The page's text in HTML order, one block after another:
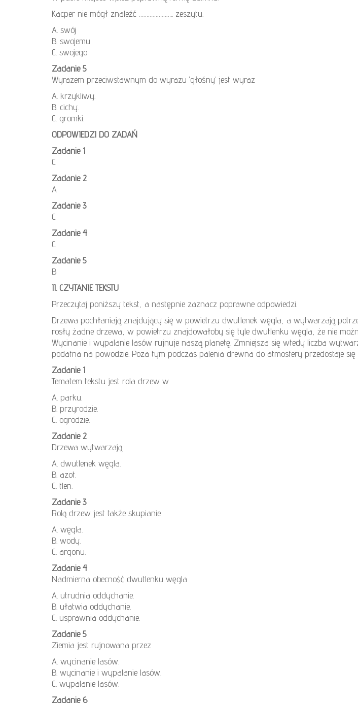
Kacper nie mógł znaleźć ………………….. zeszytu.
A. swój
B. swojemu
C. swojego
Zadanie 5
Wyrazem przeciwstawnym do wyrazu ‘głośny’ jest wyraz
A. krzykliwy.
B. cichy.
C. gromki.
ODPOWIEDZI DO ZADAŃ
Zadanie 1
C
Zadanie 2
A
Zadanie 3
C
Zadanie 4
C
Zadanie 5
B
II. CZYTANIE TEKSTU
Przeczytaj poniższy tekst, a następnie zaznacz poprawne odpowiedzi.
Drzewa pochłaniają znajdujący się w powietrzu dwutlenek węgla, a wytwarzają
rosły żadne drzewa, w powietrzu znajdowałoby się tyle dwutlenku węgla, że nie
Wycinanie i wypalanie lasów rujnuje naszą planetę. Zmniejsza się wtedy liczba
podatna na powodzie. Poza tym podczas palenia drewna do atmosfery przedostaje
Zadanie 1
Tematem tekstu jest rola drzew w
A. parku.
B. przyrodzie.
C. ogrodzie.
Zadanie 2
Drzewa wytwarzają
A. dwutlenek węgla.
B. azot.
C. tlen.
Zadanie 3
Rolą drzew jest także skupianie
A. węgla.
B. wody.
C. argonu.
Zadanie 4
Nadmierna obecność dwutlenku węgla
A. utrudnia oddychanie.
B. ułatwia oddychanie.
C. usprawnia oddychanie.
Zadanie 5
Ziemia jest rujnowana przez
A. wycinanie lasów.
B. wycinanie i wypalanie lasów.
C. wypalanie lasów.
Zadanie 6